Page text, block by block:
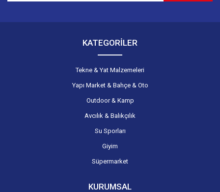
KATEGORİLER
Tekne & Yat Malzemeleri
Yapı Market & Bahçe & Oto
Outdoor & Kamp
Avcılık & Balıkçılık
Su Sporları
Giyim
Süpermarket
KURUMSAL